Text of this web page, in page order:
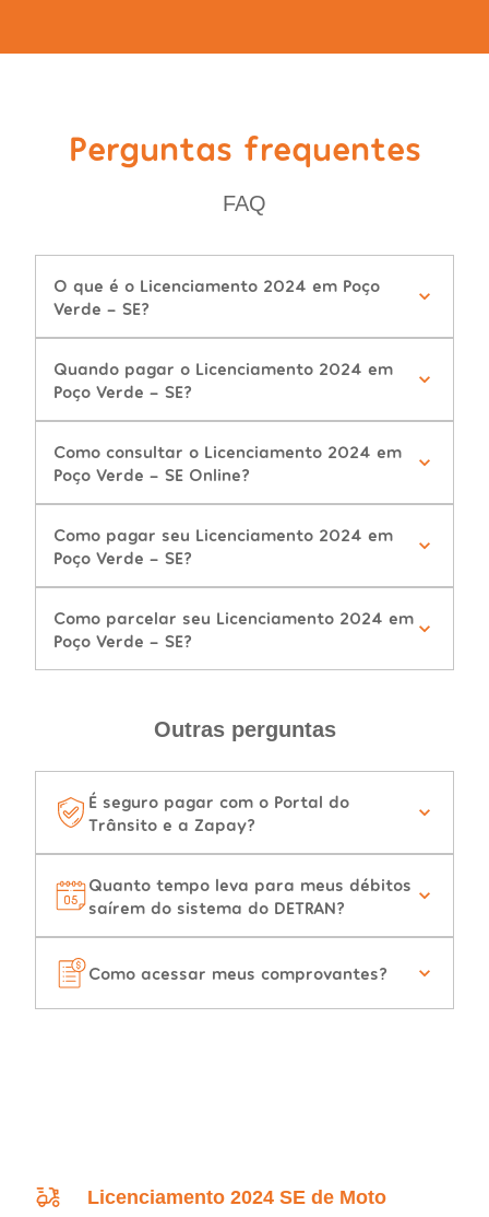
Perguntas frequentes
FAQ
O que é o Licenciamento 2024 em Poço
Verde - SE?
Quando pagar o Licenciamento 2024 em
Poço Verde - SE?
Como consultar o Licenciamento 2024 em
Poço Verde - SE Online?
Como pagar seu Licenciamento 2024 em
Poço Verde - SE?
Como parcelar seu Licenciamento 2024 em
Poço Verde - SE?
Outras perguntas
É seguro pagar com o Portal do
Trânsito e a Zapay?
Quanto tempo leva para meus débitos
saírem do sistema do DETRAN?
Como acessar meus comprovantes?
Licenciamento 2024 SE de Moto